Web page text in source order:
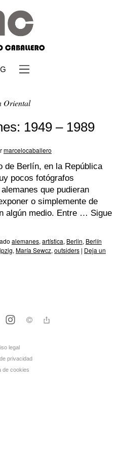
Oriental
1949 – 1989
marcelocaballero
de Berlín, en la República
pocos fotógrafos
que pudieran
o simplemente de
algún medio. Entre … Sigue
alemanes, artística, Berlin, Berlín
, María Sewcz, outsiders | Deja un
legal
privacidad
de cookies